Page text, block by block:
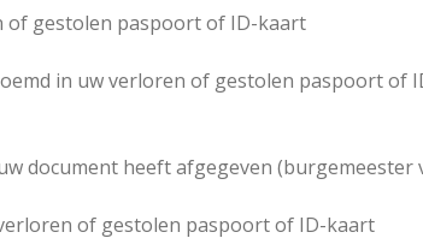
of gestolen paspoort of ID-kaart
in uw verloren of gestolen paspoort of
document heeft afgegeven (burgemeester
of gestolen paspoort of ID-kaart